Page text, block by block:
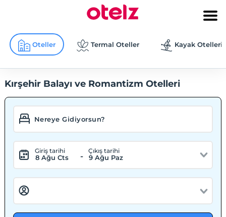
Oteller Termal Oteller Kayak Otelleri
Kırşehir Balayı ve Romantizm Otelleri
Giriş tarihi
8 Ağu Cts -
Çıkış tarihi
9 Ağu Paz